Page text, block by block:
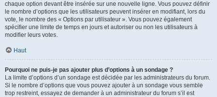
chaque option devant être insérée sur une nouvelle ligne. Vous pouvez définir
le nombre d’options que les utilisateurs peuvent insérer en modifiant, lors du
vote, le nombre des « Options par utilisateur ». Vous pouvez également
spécifier une limite de temps en jours et autoriser ou non les utilisateurs à
modifier leurs votes.
Haut
Pourquoi ne puis-je pas ajouter plus d’options à un sondage ?
La limite d’options d’un sondage est décidée par les administrateurs du forum.
Si le nombre d’options que vous pouvez ajouter à un sondage vous semble
trop restreint, essayez de demander à un administrateur du forum s’il est